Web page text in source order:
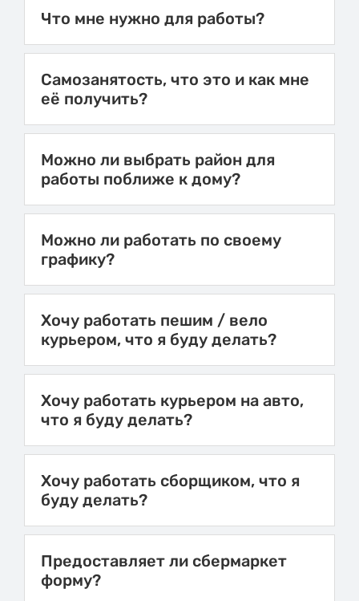
Что мне нужно для работы?
Самозанятость, что это и как мне
её получить?
Можно ли выбрать район для
работы поближе к дому?
Можно ли работать по своему
графику?
Хочу работать пешим / вело
курьером, что я буду делать?
Хочу работать курьером на авто,
что я буду делать?
Хочу работать сборщиком, что я
буду делать?
Предоставляет ли сбермаркет
форму?